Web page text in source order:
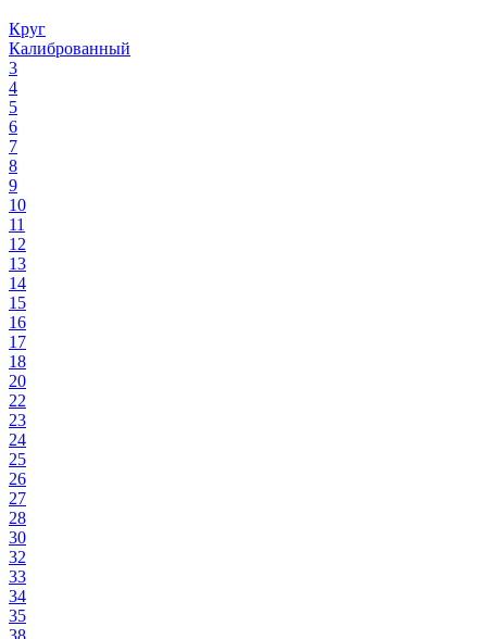
Круг
Калиброванный
3
4
5
6
7
8
9
10
11
12
13
14
15
16
17
18
20
22
23
24
25
26
27
28
30
32
33
34
35
38